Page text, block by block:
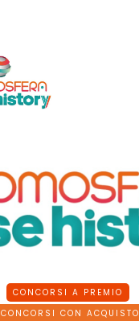
CONCORSI A PREMIO
CONCORSI CON ACQUISTO